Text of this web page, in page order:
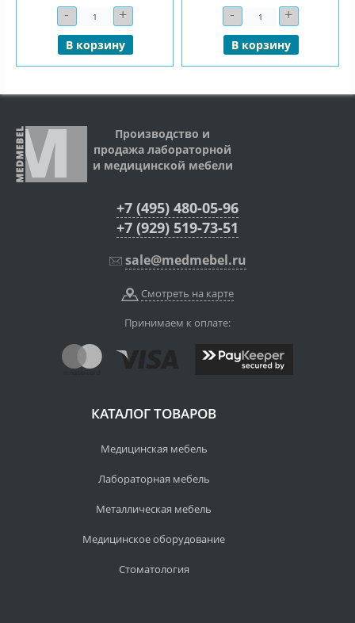
- Количество+
В корзину
- Количество+
В корзину
Производство и
продажа лабораторной
и медицинской мебели
+7 (495) 480-05-96
+7 (929) 519-73-51
sale@medmebel.ru
Смотреть на карте
Принимаем к оплате:
КАТАЛОГ ТОВАРОВ
Медицинская мебель
Лабораторная мебель
Металлическая мебель
Медицинское оборудование
Стоматология